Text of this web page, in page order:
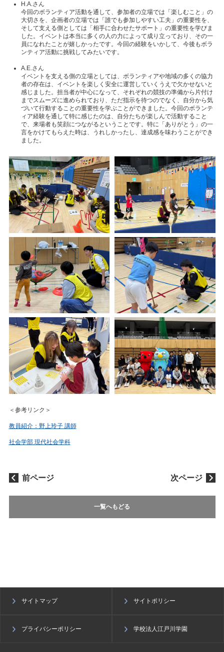
H.A.さん
今回のボランティア活動を通して、参加者の立場では「楽しむこと」の
大切さを、企画者の立場では「誰でも参加しやすい工夫」の重要性を、
そして支える側としては「相手に合わせたサポート」の重要性を学びま
した。イベントは本当に多くの人の力によって成り立っており、その一
員になれたことが嬉しかったです。今回の経験をいかして、今後もボラ
ンティア活動に挑戦してみたいです。
A.E.さん
イベントを支える側の立場としては、ボランティアや地域の多くの協力
者の存在は、イベントを楽しく安全に運営していくうえで欠かせないと
感じました。担当者が中心になって、それぞれの競技の準備から片付け
までスムーズに進められており、ただ指示を待つのでなく、自分から気
づいて行動することの重要性を学ぶことができました。今回のボランテ
ィア経験を通して特に感じたのは、自分たちが楽しんで活動すること
で、来場者も笑顔につながるということです。特に「ありがとう」の一
言をかけてもらえた時は、うれしかったし、達成感を味わうことができ
ました。
＜参考リンク＞
教員紹介：野上玲子 講師
社会学部 現代社会学科
前ページ 次ページ
一覧へもどる
サイトマップ サイトポリシー
プライバシーポリシー 学校法人江戸川学園